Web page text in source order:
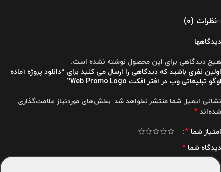
نظرات (0)
دیدگاهها
هیچ دیدگاهی برای این محصول نوشته نشده است.
اولین نفری باشید که دیدگاهی را ارسال می کنید برای “دانلود پروژه آماده
لوگو تبلیغاتی وب در افتر افکت Web Promo Logo”
نشانی ایمیل شما منتشر نخواهد شد. بخش‌های موردنیاز علامت‌گذاری
شده‌اند*
امتیاز شما *
دیدگاه شما *